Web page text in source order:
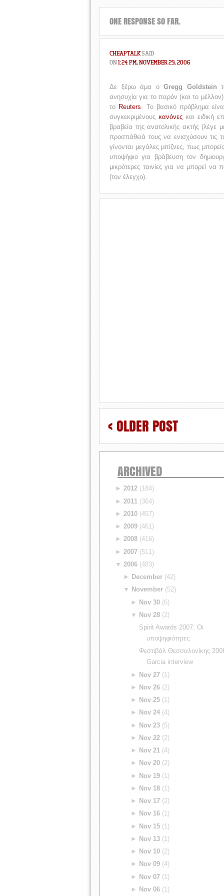
ONE RESPONSE SO FAR.
CHEAPTALKSAID
ON1:24 PM, NOVEMBER 29, 2006
Δε ξέρω άμα ο Gregg Goldstein
ανησυχία για το παρόν (και το
το Reuters. Το βασικό πρόβλημα
συγκεκριμένους κανόνες και ειδική
βραβεία της ανατολικής ακτής
προσπάθειά τους να ενισχύσουν τις
γίνονται μεγάλες μπίζνες, πως
υποψήφιο για βράβευση τον
μικρότερες ταινίες για να μπορεί να
(τον έλεγχο).
< OLDER POST
ARCHIVED
►2012 (184)
►2011 (364)
►2010 (457)
►2009 (461)
►2008 (416)
►2007 (511)
▼2006 (483)
►
December(42)
▼ November(52)
► Nov 30 (6)
▼ Nov 28 (2)
Spirit Awards 2007: Οι
υποψηφιότητες
Φεστιβάλ Θεσσαλονίκης
Garcia interview
► Nov 27 (1)
►
Nov 26 (2)
►
Nov 25 (1)
►
Nov 24 (4)
► Nov 23 (5)
►
Nov 22 (2)
►
Nov 21 (4)
►
Nov 20 (2)
► Nov 19 (1)
►
Nov 18 (1)
►
Nov 17 (2)
►
Nov 16 (1)
► Nov 15 (1)
►
Nov 13 (1)
►
Nov 10 (2)
►
Nov 09 (4)
► Nov 07 (1)
►
Nov 06 (1)